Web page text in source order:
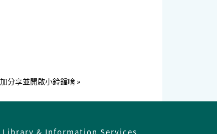
分享並開啟小鈴鐺唷 »
& Information Services